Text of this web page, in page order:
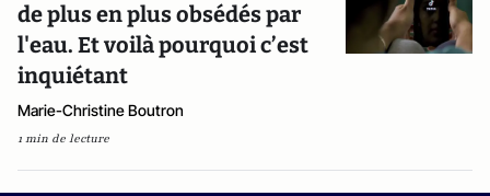
de plus en plus obsédés par
l'eau. Et voilà pourquoi c’est
inquiétant
Marie-Christine Boutron
1 min de lecture